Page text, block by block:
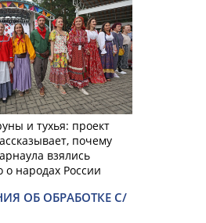
и тухья: проект
почему
взялись
о народах России
ОБ ОБРАБОТКЕ С/